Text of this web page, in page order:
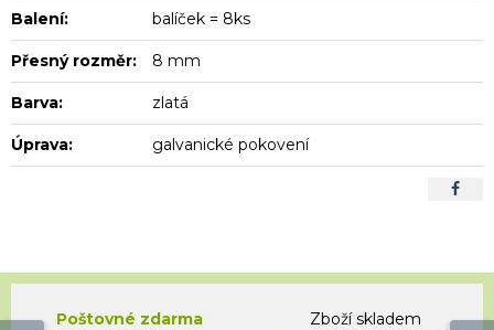
Balení: balíček = 8ks
Přesný rozměr: 8 mm
Barva: zlatá
Úprava: galvanické pokovení
Poštovné zdarma
Zboží skladem